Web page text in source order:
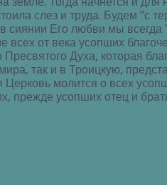
слез и труда. Будем
сиянии Его любви мы
от века усопших
Духа, которая
так и в Троицкую,
молится о всех
прежде усопших отец и